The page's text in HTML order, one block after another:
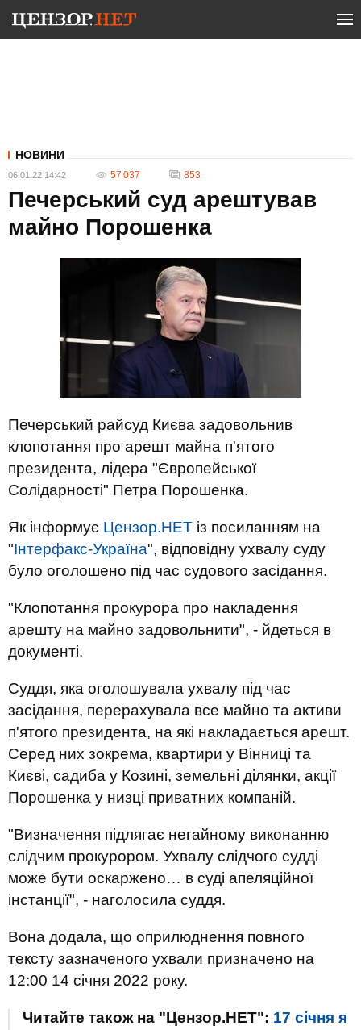
НОВИНИ
06.01.22 14:42 57 037 853
Печерський суд арештував
майно Порошенка
Печерський райсуд Києва задовольнив
клопотання про арешт майна п'ятого
президента, лідера "Європейської
Солідарності" Петра Порошенка.
Як інформує Цензор.НЕТ із посиланням на
"Інтерфакс-Україна", відповідну ухвалу суду
було оголошено під час судового засідання.
"Клопотання прокурора про накладення
арешту на майно задовольнити", - йдеться в
документі.
Суддя, яка оголошувала ухвалу під час
засідання, перерахувала все майно та активи
п'ятого президента, на які накладається арешт.
Серед них зокрема, квартири у Вінниці та
Києві, садиба у Козині, земельні ділянки, акції
Порошенка у низці приватних компаній.
"Визначення підлягає негайному виконанню
слідчим прокурором. Ухвалу слідчого судді
може бути оскаржено… в суді апеляційної
інстанції", - наголосила суддя.
Вона додала, що оприлюднення повного
тексту зазначеного ухвали призначено на
12:00 14 січня 2022 року.
Читайте також на "Цензор.НЕТ": 17 січня я